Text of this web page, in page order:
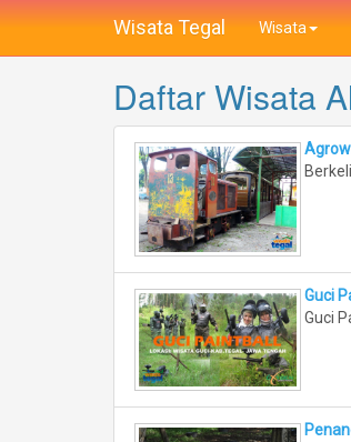
Wisata Tegal Wisata
Daftar Wisata
Guci
Guci